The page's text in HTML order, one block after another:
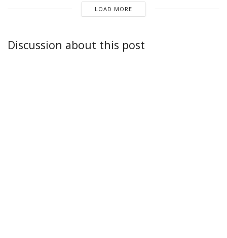
POCARI SWEATuntuk bisa konsisten
harus berinovasi merubah format menjadi
LOAD MORE
Discussion about this post